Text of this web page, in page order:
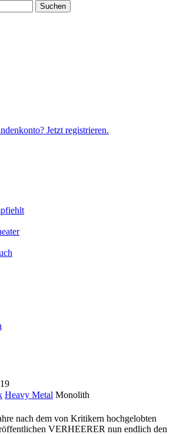
Suchen
Jetzt registrieren.
Heavy Metal Monolith
nach dem von Kritikern hochgelobten
VERHEERER nun endlich den